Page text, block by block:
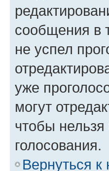
сообщения в
не успел
уже
могут
чтобы
голосования.
Вернуться к